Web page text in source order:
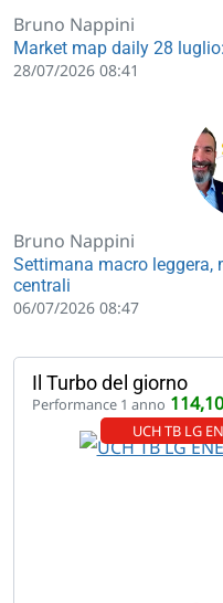
Bruno Nappini
Market map daily 28
28/07/2026 08:41
Bruno Nappini
Settimana macro leggera,
centrali
06/07/2026 08:47
Il Turbo del giorno
Performance 1 anno
UCH TB LG